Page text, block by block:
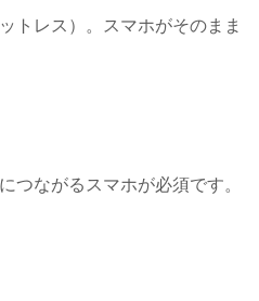
トレス）。スマホがそのまま
つながるスマホが必須です。